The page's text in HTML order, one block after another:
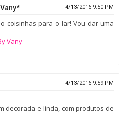
4/13/2016 9:50 PM
coisinhas para o lar! Vou dar uma
Vany
4/13/2016 9:59 PM
decorada e linda, com produtos de